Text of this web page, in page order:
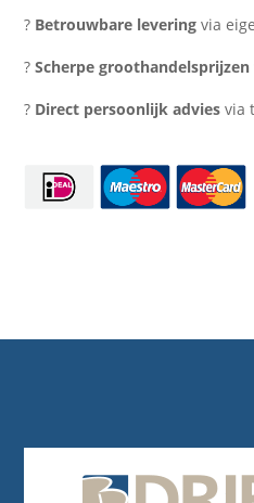
Pasen
aantal
? Betrouwbare levering via
?Scherpe groothandelsprijzen
? Direct persoonlijk advies via